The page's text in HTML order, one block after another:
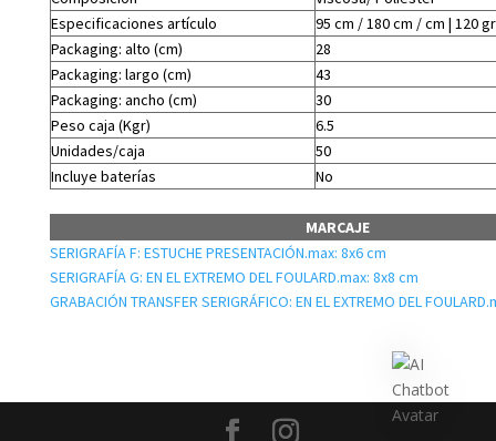
Especificaciones artículo
95 cm / 180 cm / cm | 120 gr
Packaging: alto (cm)
28
Packaging: largo (cm)
43
Packaging: ancho (cm)
30
Peso caja (Kgr)
6.5
Unidades/caja
50
Incluye baterías
No
MARCAJE
SERIGRAFÍA F: ESTUCHE PRESENTACIÓN.max: 8x6 cm
SERIGRAFÍA G: EN EL EXTREMO DEL FOULARD.max: 8x8 cm
GRABACIÓN TRANSFER SERIGRÁFICO: EN EL EXTREMO DEL